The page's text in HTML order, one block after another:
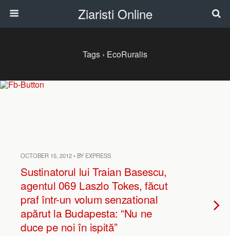
Ziaristi Online
Tags › EcoRuralis
OCTOBER 15, 2012 • BY EXPRESS
Sustinatorul lui Traian Basescu,
agentul 069 Laszlo Tokes, făcut
praf într-un volum senzational
apărut la Budapesta: “Nu ne
duce pe noi în ispită”